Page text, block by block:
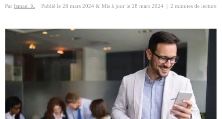
Par Ismael R. Publié le 28 mars 2024 & Mis à jour le 28 mars 2024 2 minutes de lecture